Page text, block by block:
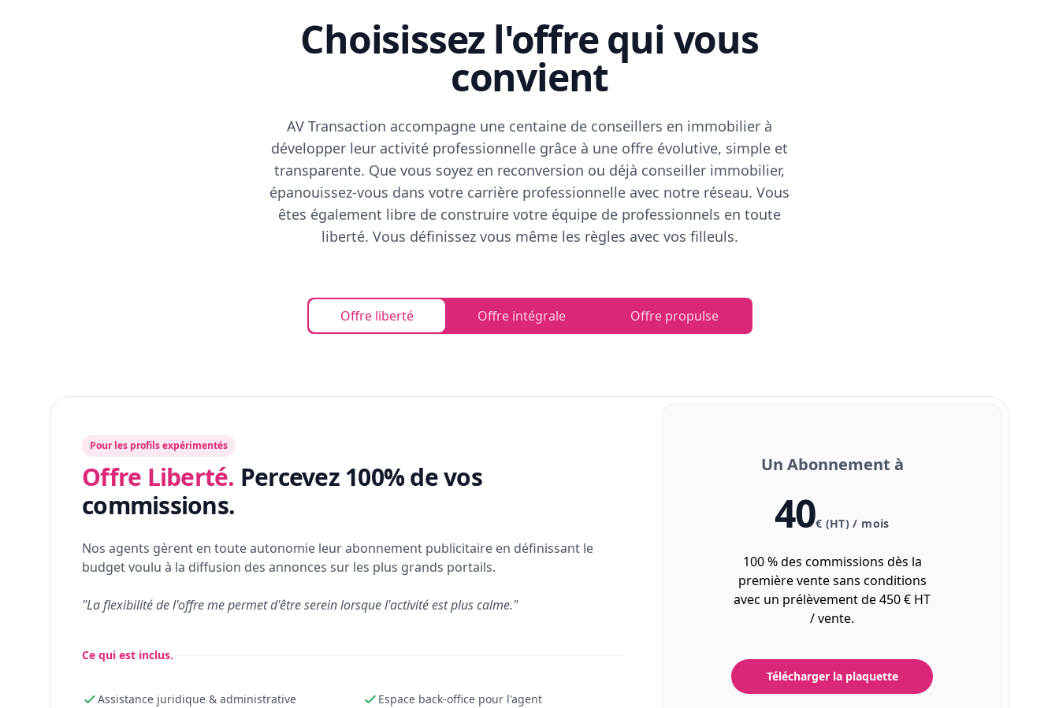
Choisissez l'offre qui vous
convient
AV Transaction accompagne une centaine de conseillers en immobilier à
développer leur activité professionnelle grâce à une offre évolutive, simple et
transparente. Que vous soyez en reconversion ou déjà conseiller immobilier,
épanouissez-vous dans votre carrière professionnelle avec notre réseau. Vous
êtes également libre de construire votre équipe de professionnels en toute
liberté. Vous définissez vous même les règles avec vos filleuls.
Offre liberté Offre intégrale Offre propulse
Pour les profils expérimentés
Offre Liberté. Percevez 100% de vos
commissions.
Nos agents gèrent en toute autonomie leur abonnement publicitaire en définissant le
budget voulu à la diffusion des annonces sur les plus grands portails.
"La flexibilité de l'offre me permet d'être serein lorsque l'activité est plus calme."
Ce qui est inclus.
Assistance juridique & administrative Espace back-office pour l'agent
Un Abonnement à
40€ (HT) / mois
100 % des commissions dès la
première vente sans conditions
avec un prélèvement de 450 € HT
/ vente.
Télécharger la plaquette